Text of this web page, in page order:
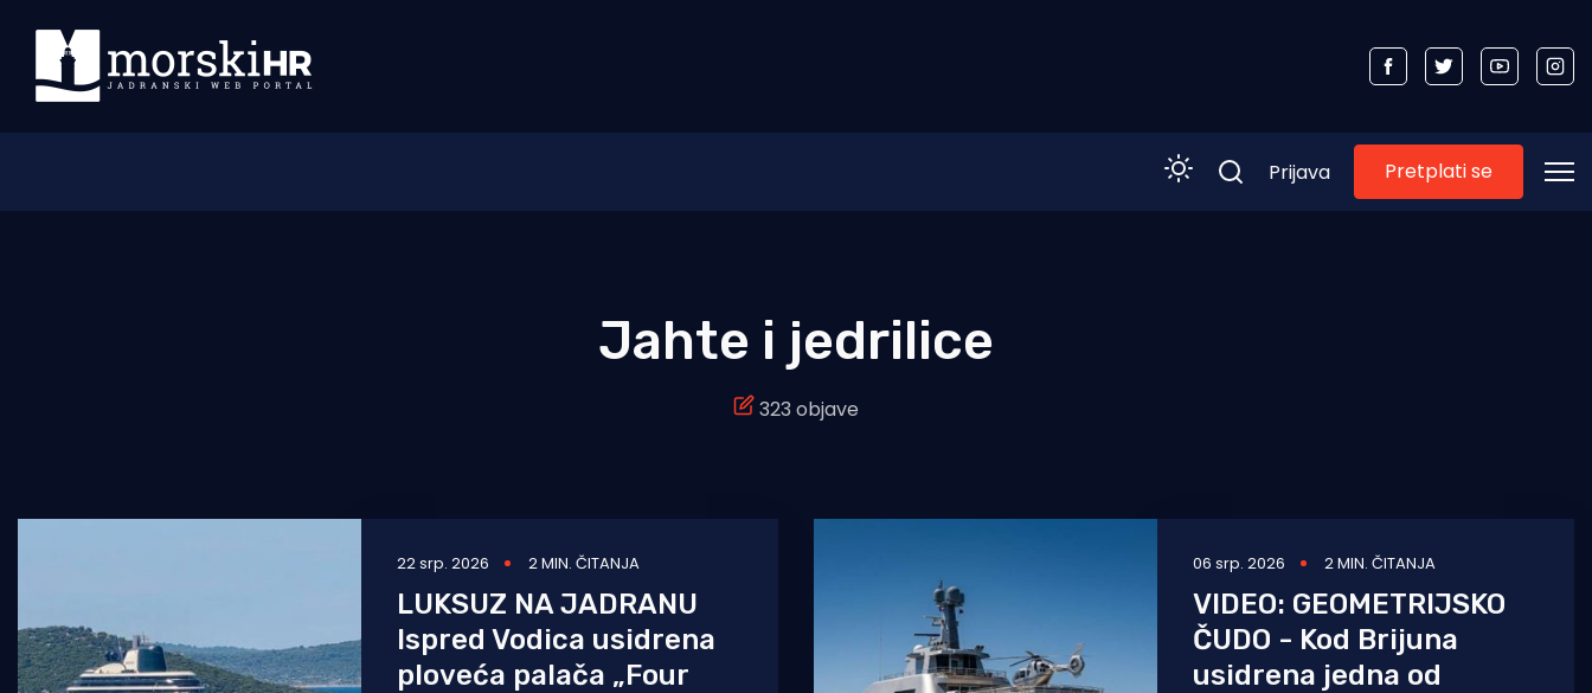
Turizam i nautika
Ekologija
Prijava Pretplati se
Jahte i jedrilice
323 objave
22 srp. 2026 2 MIN. ČITANJA
LUKSUZ NA JADRANU
Ispred Vodica usidrena
ploveća palača „Four
06 srp. 2026 2 MIN. ČITANJA
VIDEO: GEOMETRIJSKO
ČUDO - Kod Brijuna
usidrena jedna od